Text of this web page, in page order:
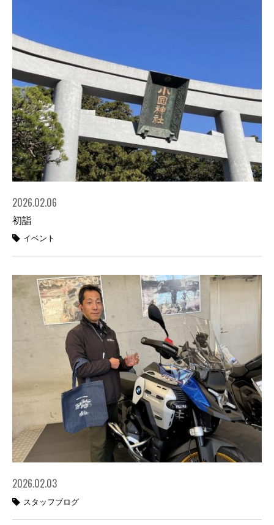
2026.02.06
初詣
イベント
2026.02.03
スタッフブログ